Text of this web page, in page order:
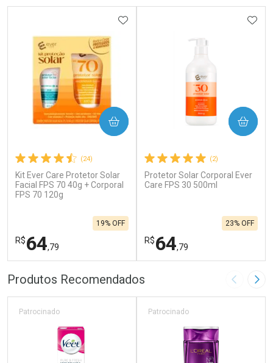
(24)
Kit Ever Care Protetor Solar
Facial FPS 70 40g + Corporal
FPS 70 120g
R$64,79
19% OFF
ADICIONAR AOS FAVORITOS
COMPRAR
FECHAR
Laboratório
FECHAR
Por Menos
(2)
Protetor Solar Corporal Ever
Care FPS 30 500ml
R$64,79
23% OFF
COMPRAR
Laboratório
Por Menos
Produtos Recomendados Imagem
Patrocinado Patrocinado